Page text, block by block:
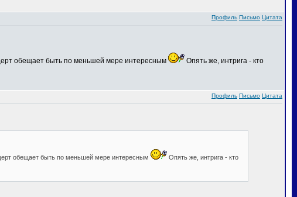
Профиль Письмо Цитата
обещает быть по меньшей мере интересным
Опять же, интрига - кто
Профиль Письмо Цитата
обещает быть по меньшей мере интересным
Опять же, интрига - кто